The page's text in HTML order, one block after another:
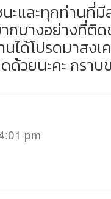
และทุกท่านที่มี
กบางอย่างที่ติ
ได้โปรดมาสงเ
วยนะคะ กรา
pm